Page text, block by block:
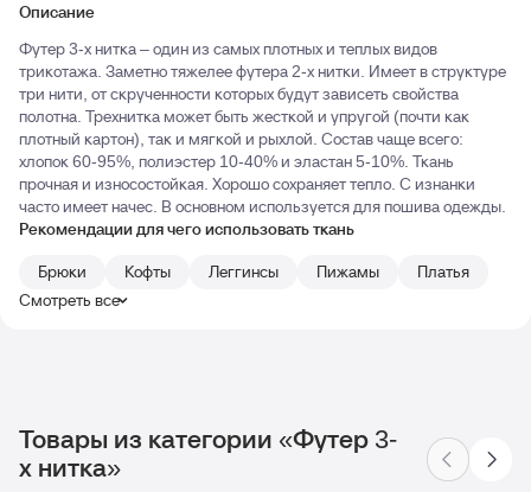
Описание
Футер 3-х нитка – один из самых плотных и теплых видов
трикотажа. Заметно тяжелее футера 2-х нитки. Имеет в структуре
три нити, от скрученности которых будут зависеть свойства
полотна. Трехнитка может быть жесткой и упругой (почти как
плотный картон), так и мягкой и рыхлой. Состав чаще всего:
хлопок 60-95%, полиэстер 10-40% и эластан 5-10%. Ткань
прочная и износостойкая. Хорошо сохраняет тепло. С изнанки
часто имеет начес. В основном используется для пошива одежды.
Рекомендации для чего использовать ткань
Брюки
Кофты Леггинсы Пижамы
Платья
Смотреть все
Товары из категории «Футер 3-
х нитка»